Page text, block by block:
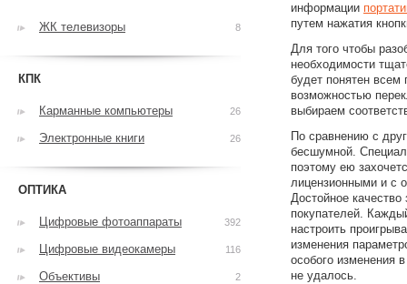
информации
путем нажатия
Для того чтобы
необходимости
будет понятен
возможностью
выбираем
По сравнению с
бесшумной.
поэтому ею
лицензионными и с
Достойное
покупателей.
настроить
изменения
особого изменения
не удалось.
ЖК телевизоры 8
КПК
Карманные компьютеры 26
Электронные книги 26
ОПТИКА
Цифровые фотоаппараты 392
Цифровые видеокамеры 116
Объективы 2